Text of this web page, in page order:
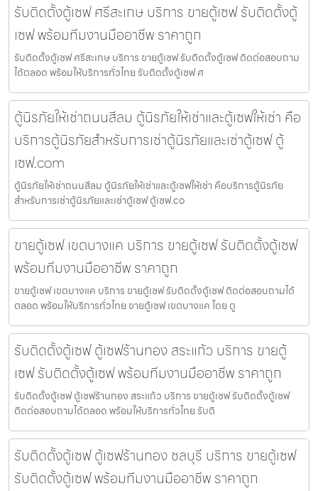
รับติดตั้งตู้เซฟ ศรีสะเกษ บริการ ขายตู้เซฟ รับติดตั้งตู้
เซฟ พร้อมทีมงานมืออาชีพ ราคาถูก
รับติดตั้งตู้เซฟ ศรีสะเกษ บริการ ขายตู้เซฟ รับติดตั้งตู้เซฟ ติดต่อสอบถาม
ได้ตลอด พร้อมให้บริการทั่วไทย รับติดตั้งตู้เซฟ ศ
ตู้นิรภัยให้เช่าถนนสีลม ตู้นิรภัยให้เช่าและตู้เซฟให้เช่า คือ
บริการตู้นิรภัยสำหรับการเช่าตู้นิรภัยและเช่าตู้เซฟ ตู้
เซฟ.com
ตู้นิรภัยให้เช่าถนนสีลม ตู้นิรภัยให้เช่าและตู้เซฟให้เช่า คือบริการตู้นิรภัย
สำหรับการเช่าตู้นิรภัยและเช่าตู้เซฟ ตู้เซฟ.co
ขายตู้เซฟ เขตบางแค บริการ ขายตู้เซฟ รับติดตั้งตู้เซฟ
พร้อมทีมงานมืออาชีพ ราคาถูก
ขายตู้เซฟ เขตบางแค บริการ ขายตู้เซฟ รับติดตั้งตู้เซฟ ติดต่อสอบถามได้
ตลอด พร้อมให้บริการทั่วไทย ขายตู้เซฟ เขตบางแค โดย ตู
รับติดตั้งตู้เซฟ ตู้เซฟร้านทอง สระแก้ว บริการ ขายตู้
เซฟ รับติดตั้งตู้เซฟ พร้อมทีมงานมืออาชีพ ราคาถูก
รับติดตั้งตู้เซฟ ตู้เซฟร้านทอง สระแก้ว บริการ ขายตู้เซฟ รับติดตั้งตู้เซฟ
ติดต่อสอบถามได้ตลอด พร้อมให้บริการทั่วไทย รับติ
รับติดตั้งตู้เซฟ ตู้เซฟร้านทอง ชลบุรี บริการ ขายตู้เซฟ
รับติดตั้งตู้เซฟ พร้อมทีมงานมืออาชีพ ราคาถูก